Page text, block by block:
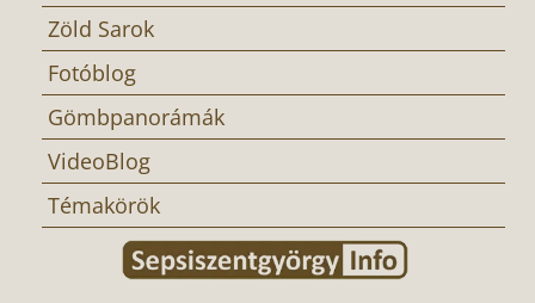
Zöld Sarok
Fotóblog
Gömbpanorámák
VideoBlog
Témakörök